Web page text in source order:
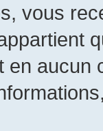
vous
en